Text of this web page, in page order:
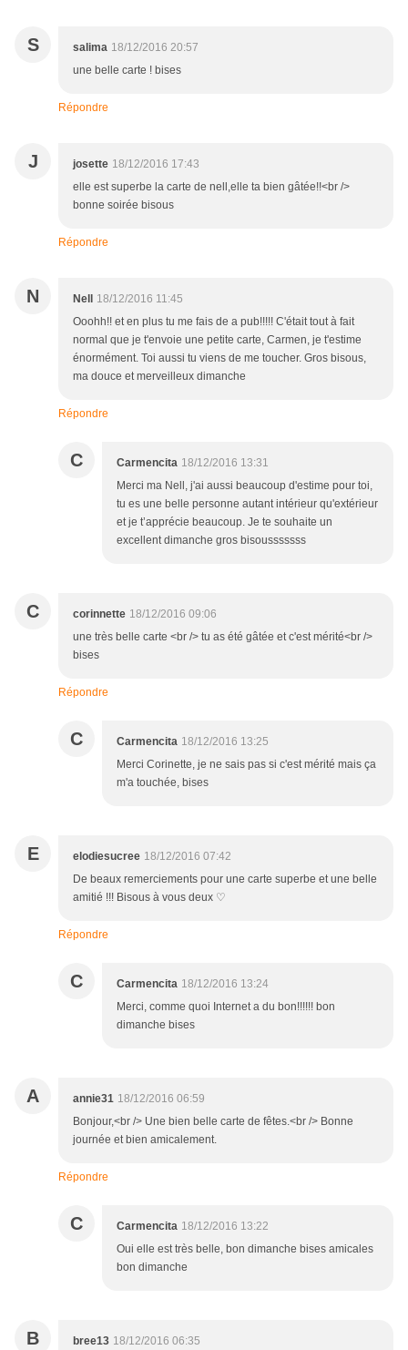
S salima 18/12/2016 20:57
une belle carte ! bises
Répondre
J josette 18/12/2016 17:43
elle est superbe la carte de nell,elle ta bien gâtée!!<br />
bonne soirée bisous
Répondre
N Nell
18/12/2016 11:45
Ooohh!! et en plus tu me fais de a pub!!!!! C'était tout à fait
normal que je t'envoie une petite carte, Carmen, je t'estime
énormément. Toi aussi tu viens de me toucher. Gros bisous,
ma douce et merveilleux dimanche
Répondre
C Carmencita 18/12/2016 13:31
Merci ma Nell, j'ai aussi beaucoup d'estime pour toi,
tu es une belle personne autant intérieur qu'extérieur
et je t’apprécie beaucoup. Je te souhaite un
excellent dimanche gros bisousssssss
C corinnette 18/12/2016 09:06
une très belle carte <br /> tu as été gâtée et c'est mérité<br />
bises
Répondre
C Carmencita 18/12/2016 13:25
Merci Corinette, je ne sais pas si c'est mérité mais ça
m'a touchée, bises
E elodiesucree 18/12/2016 07:42
De beaux remerciements pour une carte superbe et une belle
amitié !!! Bisous à vous deux ♡
Répondre
C Carmencita 18/12/2016 13:24
Merci, comme quoi Internet a du bon!!!!!! bon
dimanche bises
A annie31 18/12/2016 06:59
Bonjour,<br /> Une bien belle carte de fêtes.<br /> Bonne
journée et bien amicalement.
Répondre
C Carmencita 18/12/2016 13:22
Oui elle est très belle, bon dimanche bises amicales
bon dimanche
B bree13 18/12/2016 06:35